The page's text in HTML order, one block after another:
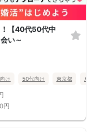
【40代50代中
い～
け 50代向け 東京都 八
円